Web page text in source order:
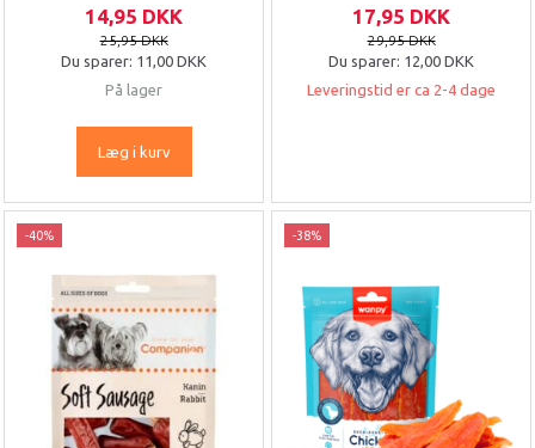
14,95 DKK
25,95 DKK
Du sparer: 11,00 DKK
På lager
Læg i kurv
17,95 DKK
29,95 DKK
Du sparer: 12,00 DKK
Leveringstid er ca 2-4 dage
-40% -38%